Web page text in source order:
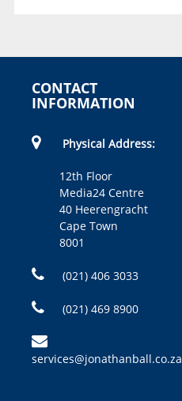
CONTACT
INFORMATION
Physical Address:
12th Floor
Media24 Centre
40 Heerengracht
Cape Town
8001
(021) 406 3033
(021) 469 8900
services@jonathanball.co.za